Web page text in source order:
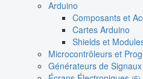
Arduino
Composants et
Cartes Arduino
Shields et
Microcontrôleurs et
Générateurs de Signaux